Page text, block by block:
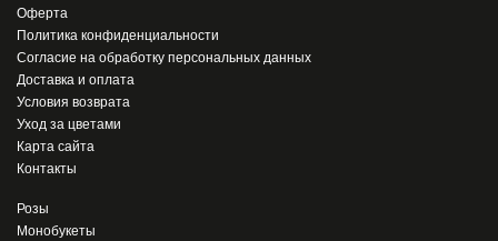
Оферта
Политика конфиденциальности
Согласие на обработку персональных данных
Доставка и оплата
Условия возврата
Уход за цветами
Карта сайта
Контакты
Розы
Монобукеты